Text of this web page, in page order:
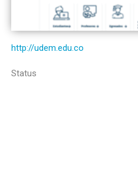
http://udem.edu.co
Status